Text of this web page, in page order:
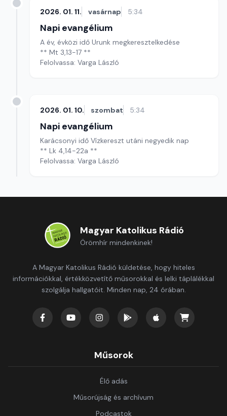
2026. 01. 11. vasárnap 5:34
Napi evangélium
A év, évközi idő Urunk megkeresztelkedése
** Mt 3,13-17 **
Felolvassa: Varga László
2026. 01. 10. szombat 5:34
Napi evangélium
Karácsonyi idő Vízkereszt utáni negyedik nap
** Lk 4,14-22a **
Felolvassa: Varga László
Magyar Katolikus Rádió
Örömhír mindenkinek!
A Magyar Katolikus Rádió küldetése, hogy hiteles
információkkal, értékközvetítő műsorokkal és lelki táplálékkal
szolgálja hallgatóit. Minden nap, 24 órában.
Műsorok
Élő adás
Műsorújság és archívum
Podcastok